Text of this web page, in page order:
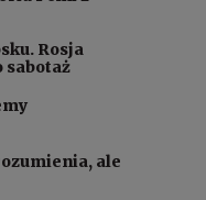
Rosja
sabotaż
ale